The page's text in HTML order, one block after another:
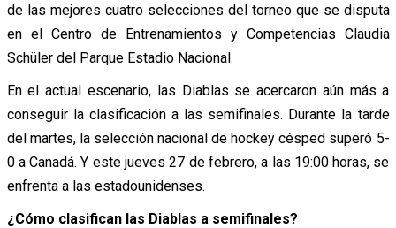
de las mejores cuatro selecciones del torneo que se disputa
en el Centro de Entrenamientos y Competencias Claudia
Schüler del Parque Estadio Nacional.
En el actual escenario, las Diablas se acercaron aún más a
conseguir la clasificación a las semifinales. Durante la tarde
del martes, la selección nacional de hockey césped superó 5-
0 a Canadá. Y este jueves 27 de febrero, a las 19:00 horas, se
enfrenta a las estadounidenses.
¿Cómo clasifican las Diablas a semifinales?